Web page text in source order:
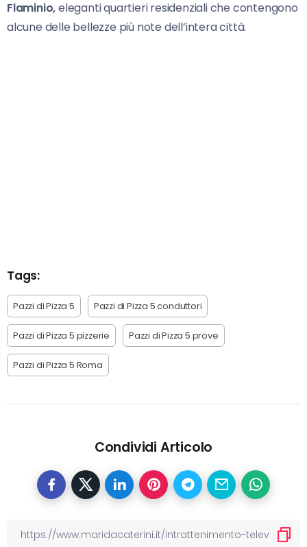
Flaminio,eleganti quartieri residenziali che contengono
alcune delle bellezze più note dell’intera città.
Tags:
Pazzi di Pizza 5 Pazzi di Pizza 5 conduttori
Pazzi di Pizza 5 pizzerie Pazzi di Pizza 5 prove
Pazzi di Pizza 5 Roma
Condividi Articolo